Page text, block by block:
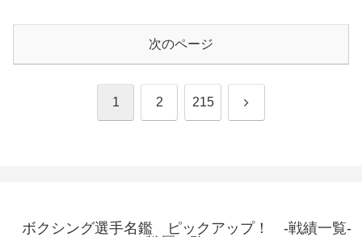
次のページ
1 2 215 次
ボクシング選手名鑑 ピックアップ！ -戦績一覧-